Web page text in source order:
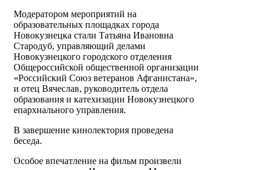
Модератором мероприятий на
образовательных площадках города
Новокузнецка стали Татьяна Ивановна
Стародуб, управляющий делами
Новокузнецкого городского отделения
Общероссийской общественной организации
«Российский Союз ветеранов Афганистана»,
и отец Вячеслав, руководитель отдела
образования и катехизации Новокузнецкого
епархиального управления.
В завершение кинолектория проведена
беседа.
Особое впечатление на фильм произвели